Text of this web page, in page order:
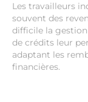
Les travailleurs
souvent des
difficile la
de crédits leur
adaptant les
financières.